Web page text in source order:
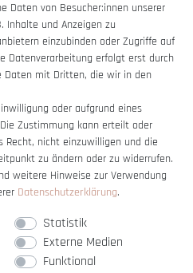
widerrufen
Daten von Besucher:innen unserer
Inhalte und Anzeigen zu
einzubinden oder Zugriffe auf
Datenverarbeitung erfolgt erst durch
Daten mit Dritten, die wir in den
oder aufgrund eines
Zustimmung kann erteilt oder
Recht, nicht einzuwilligen und die
zu ändern oder zu widerrufen.
weitere Hinweise zur Verwendung
Daten­schutz­erklärung.
Statistik
Externe Medien
Funktional